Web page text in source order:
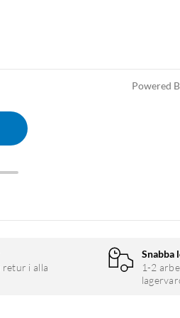
, som låter noderna kommunicera
med Ethernet-backhaul
Powered
retur i alla
Snabba
1-2